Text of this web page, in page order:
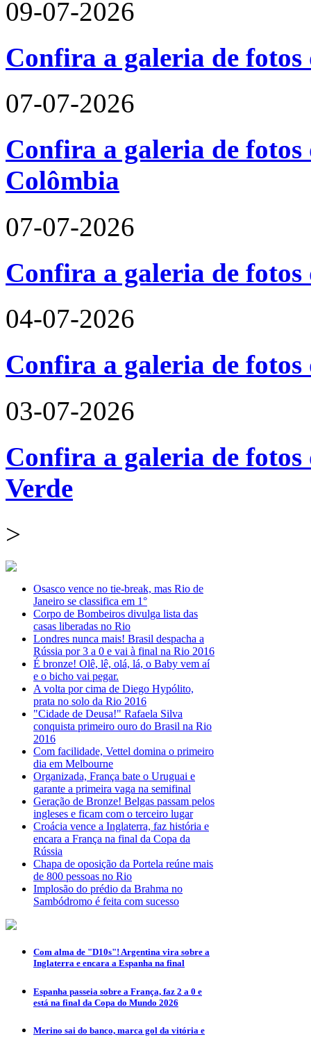
09-07-2026
Confira a galeria de
07-07-2026
Confira a galeria de fotos
Colômbia
07-07-2026
Confira a galeria de
04-07-2026
Confira a galeria de
03-07-2026
Confira a galeria de
Verde
>
Osasco vence no tie-break, mas Rio de
Janeiro se classifica em 1°
Corpo de Bombeiros divulga lista das
casas liberadas no Rio
Londres nunca mais! Brasil despacha a
Rússia por 3 a 0 e vai à final na Rio 2016
É bronze! Olê, lê, olá, lá, o Baby vem aí
e o bicho vai pegar.
A volta por cima de Diego Hypólito,
prata no solo da Rio 2016
"Cidade de Deusa!" Rafaela Silva
conquista primeiro ouro do Brasil na Rio
2016
Com facilidade, Vettel domina o primeiro
dia em Melbourne
Organizada, França bate o Uruguai e
garante a primeira vaga na semifinal
Geração de Bronze! Belgas passam pelos
ingleses e ficam com o terceiro lugar
Croácia vence a Inglaterra, faz história e
encara a França na final da Copa da
Rússia
Chapa de oposição da Portela reúne mais
de 800 pessoas no Rio
Implosão do prédio da Brahma no
Sambódromo é feita com sucesso
Com alma de "D10s"! Argentina vira sobre a
Inglaterra e encara a Espanha na final
Espanha passeia sobre a França, faz 2 a 0 e
está na final da Copa do Mundo 2026
Merino sai do banco, marca gol da vitória e